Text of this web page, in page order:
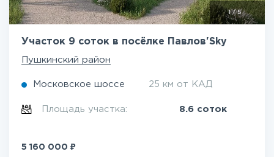
1/5
Участок 9 соток в посёлке Павлов'Sky
Пушкинский район
Московское шоссе 25 км от КАД
Площадь участка: 8.6 соток
5 160 000 ₽